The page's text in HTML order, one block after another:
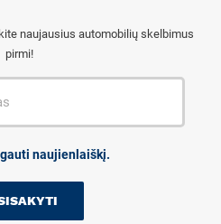
naujausius automobilių skelbimus
pirmi!
naujienlaiškį.